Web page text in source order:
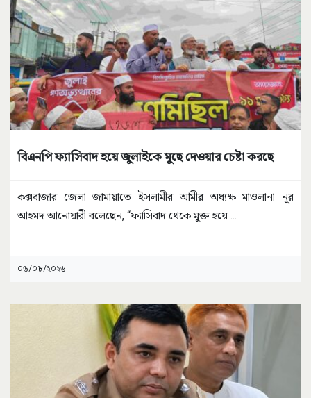
বিএনপি ফ্যাসিবাদ হয়ে জুলাইকে মুছে দেওয়ার চেষ্টা করছে
কক্সবাজার জেলা জামায়াতে ইসলামীর আমীর অধ্যক্ষ মাওলানা নূর
আহমদ আনোয়ারী বলেছেন, “ফ্যাসিবাদ থেকে মুক্ত হয়ে ...
০৬/০৮/২০২৬